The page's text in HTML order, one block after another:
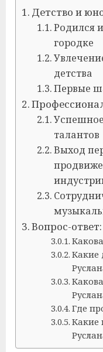
Детство и
Родился
городке
детства
Первые
талантов
Выход
Вопрос-ответ:
Какие
Где
Какие